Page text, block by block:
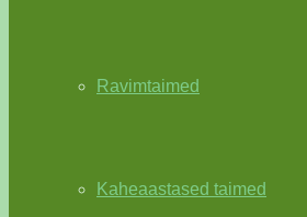
Ravimtaimed
Kaheaastased taimed